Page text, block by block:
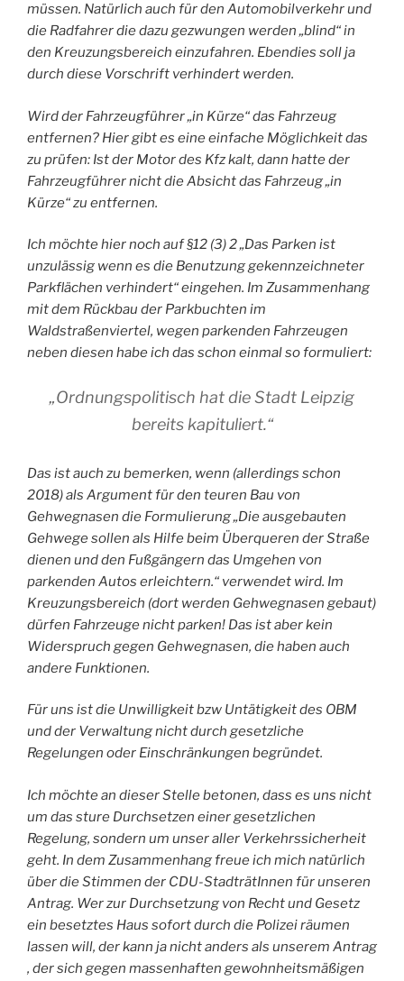
müssen. Natürlich auch für den Automobilverkehr und
die Radfahrer die dazu gezwungen werden „blind“ in
den Kreuzungsbereich einzufahren. Ebendies soll ja
durch diese Vorschrift verhindert werden.
Wird der Fahrzeugführer „in Kürze“ das Fahrzeug
entfernen? Hier gibt es eine einfache Möglichkeit das
zu prüfen: Ist der Motor des Kfz kalt, dann hatte der
Fahrzeugführer nicht die Absicht das Fahrzeug „in
Kürze“ zu entfernen.
Ich möchte hier noch auf §12 (3) 2 „Das Parken ist
unzulässig wenn es die Benutzung gekennzeichneter
Parkflächen verhindert“ eingehen. Im Zusammenhang
mit dem Rückbau der Parkbuchten im
Waldstraßenviertel, wegen parkenden Fahrzeugen
neben diesen habe ich das schon einmal so formuliert:
„Ordnungspolitisch hat die Stadt Leipzig
bereits kapituliert.“
Das ist auch zu bemerken, wenn (allerdings schon
2018) als Argument für den teuren Bau von
Gehwegnasen die Formulierung „Die ausgebauten
Gehwege sollen als Hilfe beim Überqueren der Straße
dienen und den Fußgängern das Umgehen von
parkenden Autos erleichtern.“ verwendet wird. Im
Kreuzungsbereich (dort werden Gehwegnasen gebaut)
dürfen Fahrzeuge nicht parken! Das ist aber kein
Widerspruch gegen Gehwegnasen, die haben auch
andere Funktionen.
Für uns ist die Unwilligkeit bzw Untätigkeit des OBM
und der Verwaltung nicht durch gesetzliche
Regelungen oder Einschränkungen begründet.
Ich möchte an dieser Stelle betonen, dass es uns nicht
um das sture Durchsetzen einer gesetzlichen
Regelung, sondern um unser aller Verkehrssicherheit
geht. In dem Zusammenhang freue ich mich natürlich
über die Stimmen der CDU-StadträtInnen für unseren
Antrag. Wer zur Durchsetzung von Recht und Gesetz
ein besetztes Haus sofort durch die Polizei räumen
lassen will, der kann ja nicht anders als unserem Antrag
, der sich gegen massenhaften gewohnheitsmäßigen